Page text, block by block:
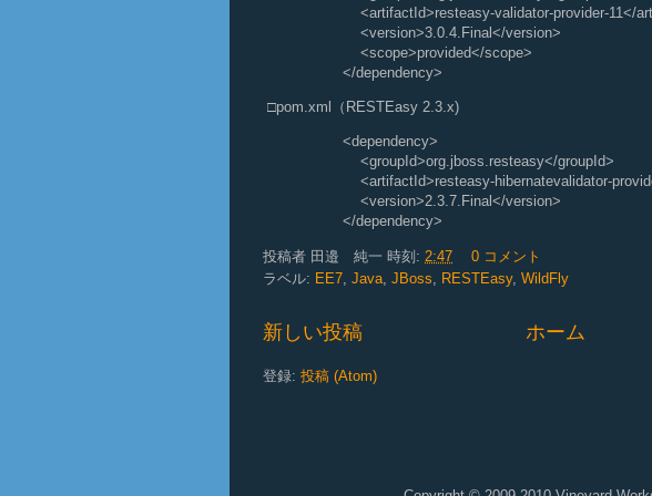
<artifactId>resteasy-validator-provider-11</
<version>3.0.4.Final</version>
<scope>provided</scope>
</dependency>
□pom.xml（RESTEasy 2.3.x)
<dependency>
<groupId>org.jboss.resteasy</groupId>
<artifactId>resteasy-hibernatevalidator-
<version>2.3.7.Final</version>
</dependency>
投稿者 田邉 純一 時刻: 2:47
0 コメント
ラベル: EE7, Java, JBoss, RESTEasy, WildFly
新しい投稿 ホーム
登録: 投稿 (Atom)